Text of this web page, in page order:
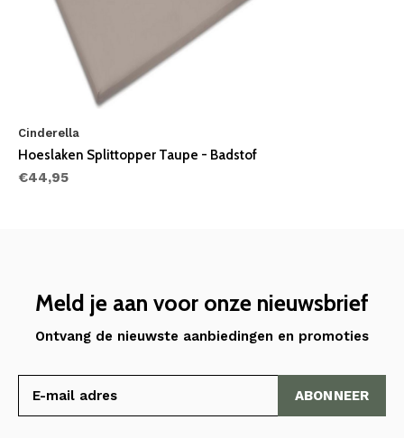
Cinderella
Hoeslaken Splittopper Taupe - Badstof
€44,95
Meld je aan voor onze nieuwsbrief
Ontvang de nieuwste aanbiedingen en promoties
ABONNEER